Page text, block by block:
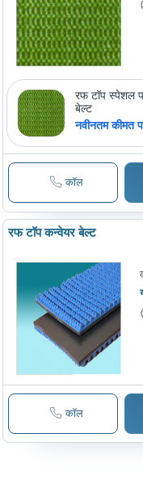
रफ टॉप स्पेशल
बेल्ट
नवीनतम कीमत
कॉल
रफ टॉप कन्वेयर बेल्ट
कॉल